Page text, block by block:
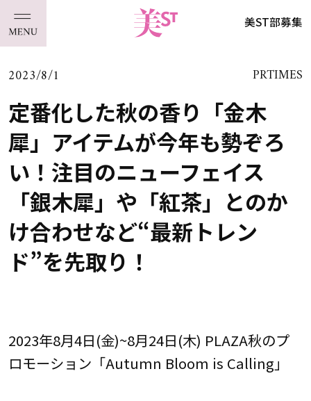
美ST部募集
2023/8/1 PRTIMES
定番化した秋の香り「金木
犀」アイテムが今年も勢ぞろ
い！注目のニューフェイス
「銀木犀」や「紅茶」とのか
け合わせなど“最新トレン
ド”を先取り！
2023年8月4日(金)~8月24日(木) PLAZA秋のプ
ロモーション「Autumn Bloom is Calling」